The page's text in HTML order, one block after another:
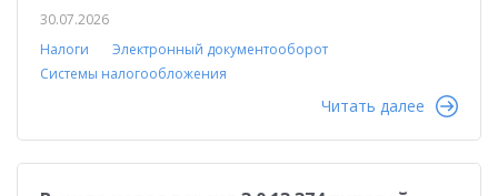
30.07.2026
Налоги
Электронный документооборот
Системы налогообложения
Читать далее